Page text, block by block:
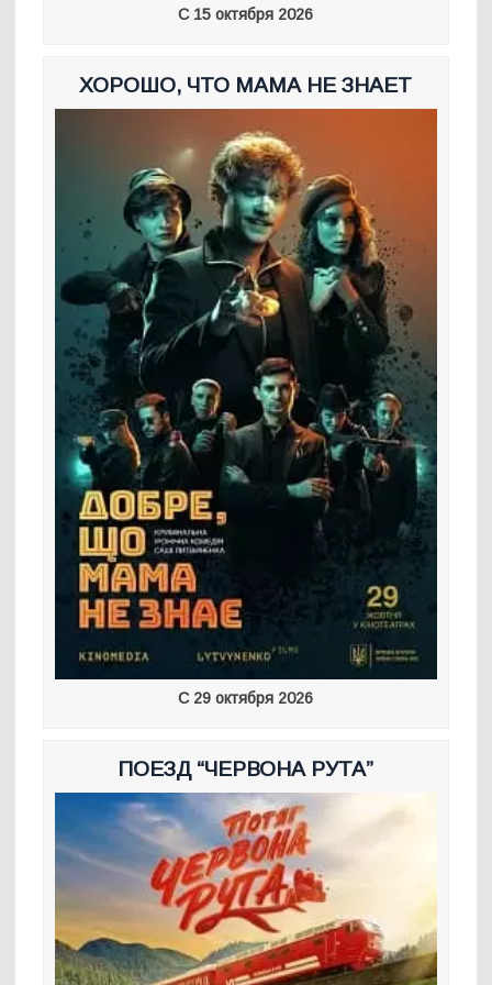
С 15 октября 2026
ХОРОШО, ЧТО МАМА НЕ ЗНАЕТ
С 29 октября 2026
ПОЕЗД “ЧЕРВОНА РУТА”